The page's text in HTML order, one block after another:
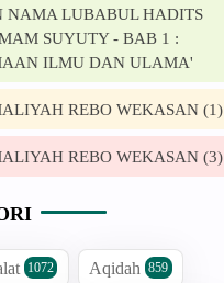
NAMA LUBABUL HADITS
SUYUTY - BAB 1 :
ILMU DAN ULAMA'
REBO WEKASAN (1)
REBO WEKASAN (3)
1072 Aqidah 859